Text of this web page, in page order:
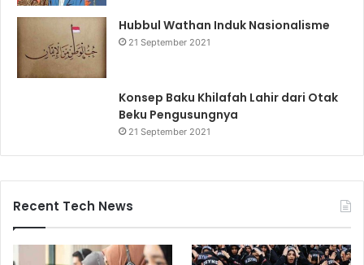
Hubbul Wathan Induk Nasionalisme
21 September 2021
Konsep Baku Khilafah Lahir dari Otak
Beku Pengusungnya
21 September 2021
Recent Tech News